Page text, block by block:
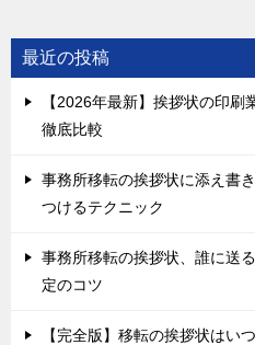
最近の投稿
【2026年最新】挨拶状の印
徹底比較
事務所移転の挨拶状に添え書
つけるテクニック
事務所移転の挨拶状、誰に送
定のコツ
【完全版】移転の挨拶状はい